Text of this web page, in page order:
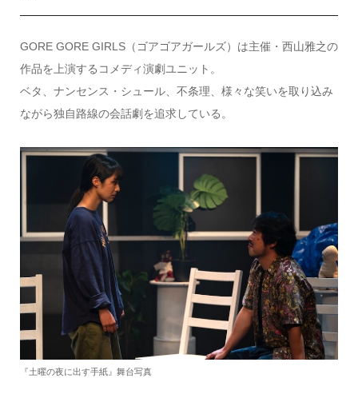
GORE GORE GIRLS（ゴアゴアガールズ）は主催・西山雅之の
作品を上演するコメディ演劇ユニット。
ベタ、ナンセンス・シュール、不条理、様々な笑いを取り込み
ながら独自路線の会話劇を追求している。
『土曜の夜に出す手紙』舞台写真